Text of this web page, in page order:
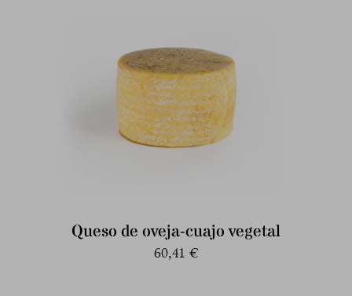
Queso de oveja-cuajo vegetal
60,41 €